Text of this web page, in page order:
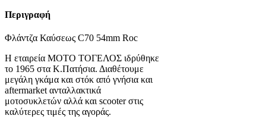
Περιγραφή
Φλάντζα Καύσεως C70 54mm Roc
Η εταιρεία ΜΟΤΟ ΤΟΓΕΛΟΣ ιδρύθηκε
το 1965 στα Κ.Πατήσια. Διαθέτουμε
μεγάλη γκάμα και στόκ από γνήσια και
aftermarket ανταλλακτικά
μοτοσυκλετών αλλά και scooter στις
καλύτερες τιμές της αγοράς.